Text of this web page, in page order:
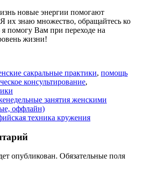
новые энергии помогают
их знаю множество, обращайтесь ко
помогу Вам при переходе на
жизни!
сакральные практики, помощь
консультирование,
занятия женскими
оффлайн)
техника кружения
опубликован. Обязательные поля